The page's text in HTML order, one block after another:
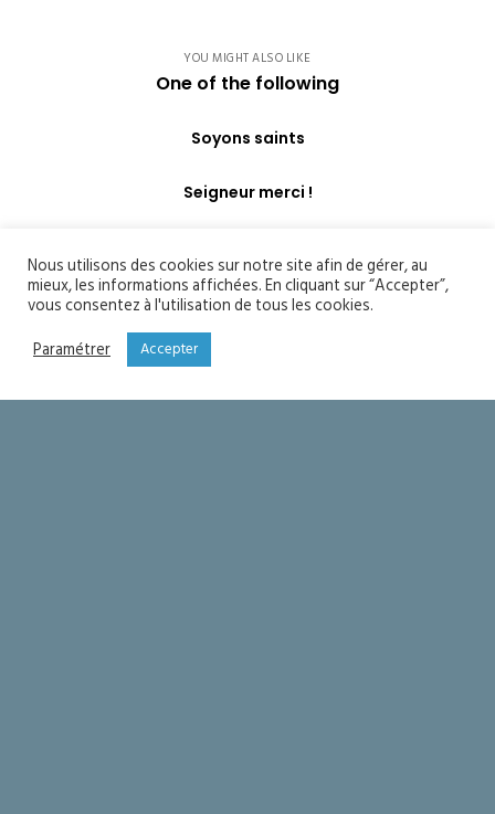
YOU MIGHT ALSO LIKE
One of the following
Soyons saints
Seigneur merci !
Nous utilisons des cookies sur notre site afin de gérer, au
mieux, les informations affichées. En cliquant sur “Accepter”,
vous consentez à l'utilisation de tous les cookies.
Paramétrer
Accepter